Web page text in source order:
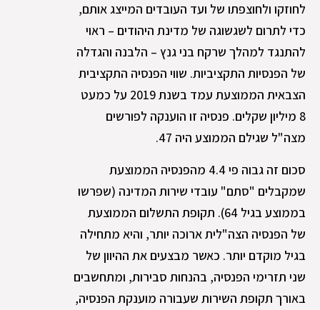
לחוזקו ולחוצפתו של ועד העובדים המייצג אותם,
כדי לתרום לשגשוגה של מדינת היהודים – ראוי
להתנגד למהלך שרקח בני גנץ – הלבנה והגדלה
של הפנסיות התקציביות. שווי הפנסיה התקציבית
הצבאית הממוצעת עמד בשנת 2019 על כמעט
8 מיליון שקלים. פנסיה זו הוענקה לפורשים
מצה"ל שגילם הממוצע היה 47.
סכום זה גבוה פי 4.4 מהפנסיה הממוצעת
שמקבלים "סתם" עובדי שירות המדינה (שפרשו
בממוצע בגיל 64). תקופת התשלום הממוצעת
של הפנסיה הצה"לית ארוכה יותר, והיא מתחילה
בגיל מוקדם יותר. כאשר מבצעים את ההיוון של
שני תזרימי הפנסיה, בהנחות סבירות, ומתחשבים
באורך תקופת השירות שעבורה מוענקת הפנסיה,